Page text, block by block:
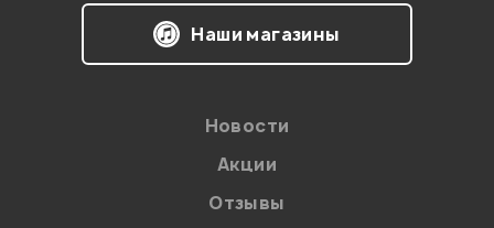
Наши магазины
Новости
Акции
Отзывы